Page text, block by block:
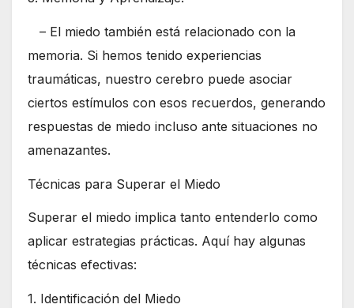
– El miedo también está relacionado con la
memoria. Si hemos tenido experiencias
traumáticas, nuestro cerebro puede asociar
ciertos estímulos con esos recuerdos, generando
respuestas de miedo incluso ante situaciones no
amenazantes.
Técnicas para Superar el Miedo
Superar el miedo implica tanto entenderlo como
aplicar estrategias prácticas. Aquí hay algunas
técnicas efectivas:
1. Identificación del Miedo